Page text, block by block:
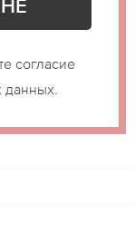
согласие
данных.